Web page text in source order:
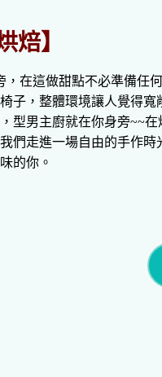
焙】
在這做甜點不必準備
子，整體環境讓人覺得
型男主廚就在你身旁~~
們走進一場自由的手作
的你。